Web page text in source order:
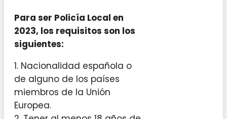
Para ser Policía Local en
2023, los requisitos son los
siguientes:
1. Nacionalidad española o
de alguno de los países
miembros de la Unión
Europea.